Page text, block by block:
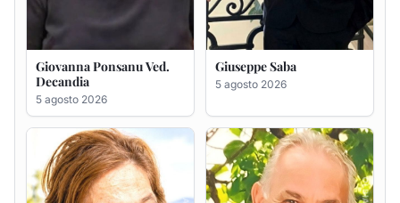
Maria Antonietta Orrù
ved. Peddio
5 agosto 2026
Giuseppe Deiana
5 agosto 2026